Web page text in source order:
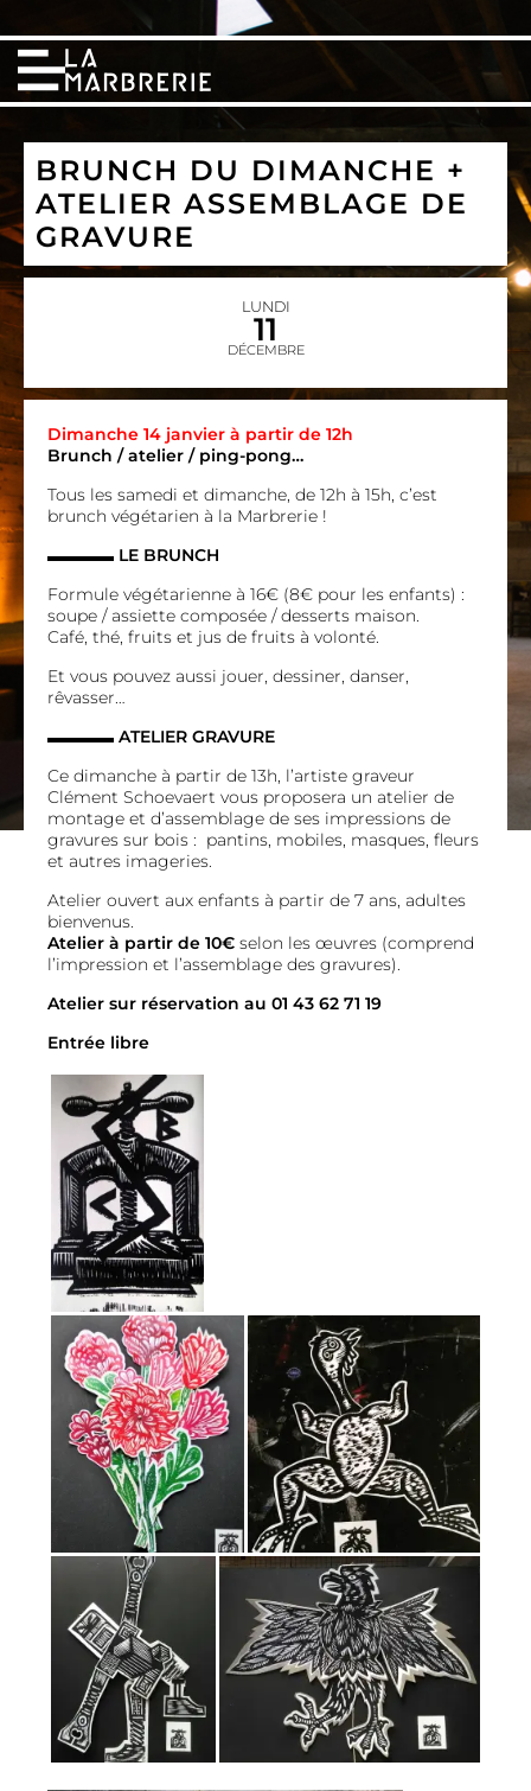
BRUNCH DU DIMANCHE +
ATELIER ASSEMBLAGE DE
GRAVURE
LUNDI
11
DÉCEMBRE
Dimanche 14 janvier à partir de 12h
Brunch / atelier / ping-pong…
Tous les samedi et dimanche, de 12h à 15h, c’est
brunch végétarien à la Marbrerie !
▬▬▬▬ LE BRUNCH
Formule végétarienne à 16€ (8€ pour les enfants) :
soupe / assiette composée / desserts maison.
Café, thé, fruits et jus de fruits à volonté.
Et vous pouvez aussi jouer, dessiner, danser,
rêvasser…
▬▬▬▬ ATELIER GRAVURE
Ce dimanche à partir de 13h, l’artiste graveur
Clément Schoevaert vous proposera un atelier de
montage et d’assemblage de ses impressions de
gravures sur bois : pantins, mobiles, masques, fleurs
et autres imageries.
Atelier ouvert aux enfants à partir de 7 ans, adultes
bienvenus.
Atelier à partir de 10€ selon les œuvres (comprend
l’impression et l’assemblage des gravures).
Atelier sur réservation au 01 43 62 71 19
Entrée libre